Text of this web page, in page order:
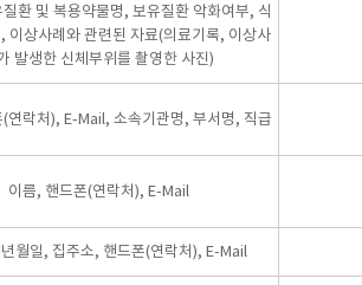
환 및 복용약물명, 보유질환 악화여부, 식
이상사례와 관련된 자료(의료기록, 이상사
발생한 신체부위를 촬영한 사진)
연락처), E-Mail, 소속기관명, 부서명, 직급
이름, 핸드폰(연락처), E-Mail
월일, 집주소, 핸드폰(연락처), E-Mail